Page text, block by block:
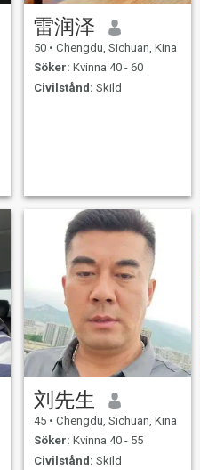
雷润泽
50 • Chengdu, Sichuan, Kina
Söker: Kvinna 40 - 60
Civilstånd: Skild
刘先生
45 • Chengdu, Sichuan, Kina
Söker: Kvinna 40 - 55
Civilstånd: Skild